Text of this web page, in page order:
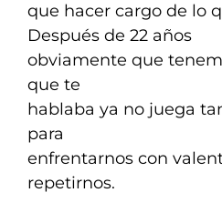
que hacer cargo de lo
Después de 22 años
obviamente que
que te
hablaba ya no juega
para
enfrentarnos con
repetirnos.